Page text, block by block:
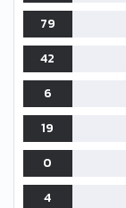
79
42
6
19
0
4